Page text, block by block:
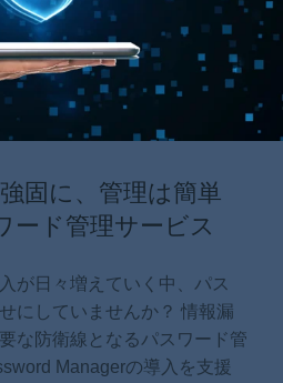
固に、管理は簡単
ード管理サービス
が日々増えていく中、パス
にしていませんか？ 情報漏
な防衛線となるパスワード管
Managerの導入を支援